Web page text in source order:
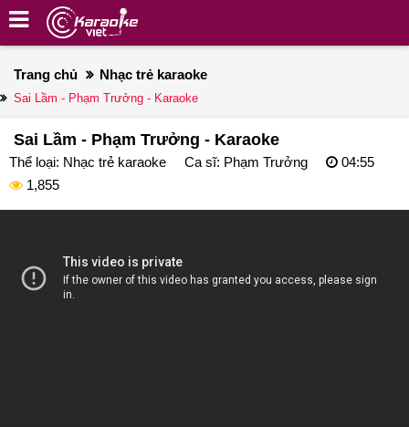
Trang chủ Nhạc trẻ karaoke
Sai Lầm - Phạm Trưởng - Karaoke
Sai Lầm - Phạm Trưởng - Karaoke
Thể loại: Nhạc trẻ karaoke Ca sĩ: Phạm Trưởng
04:55
1,855